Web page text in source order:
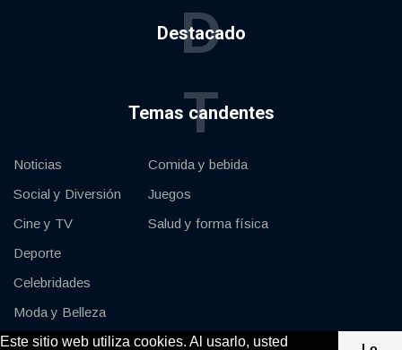
Este sitio web utiliza cookies. Al usarlo, usted
Destacado
D
Temas candentes
T
Noticias
Social y Diversión
Cine y TV
Deporte
Celebridades
Moda y Belleza
Coches y Motor
Comida y bebida
Juegos
Salud y forma física